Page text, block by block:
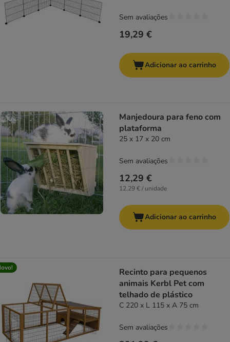
19,29 €
Sem avaliações
Adicionar ao carrinho
Manjedoura para feno com
plataforma
25 x 17 x 20 cm
12,29 €
12,29 € / unidade
Sem avaliações
Adicionar ao carrinho
Recinto para pequenos
animais Kerbl Pet com
telhado de plástico
C 220 x L 115 x A 75 cm
Sem avaliações